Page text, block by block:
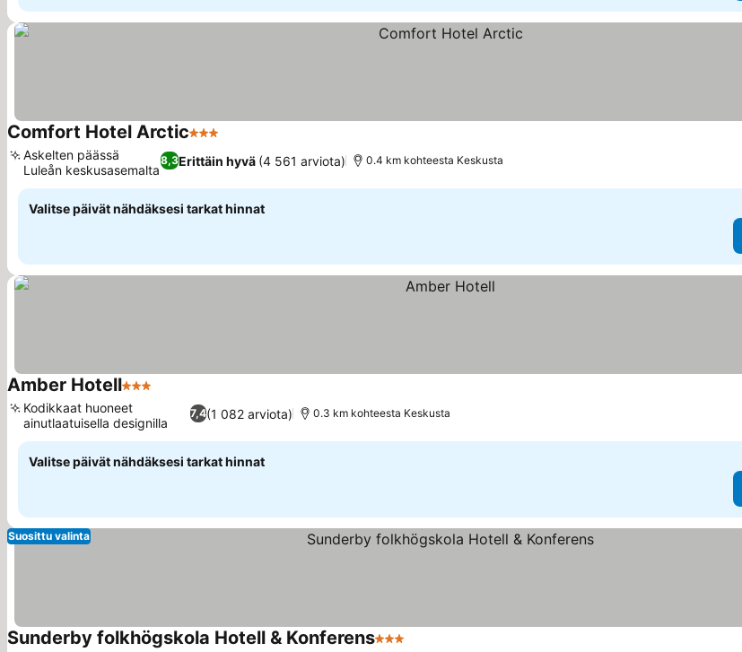
Comfort Hotel Arctic3 Tähtiluokitus
8,3Erittäin hyvä (4 561 arviota)
Askelten päässä
Luleån keskusasemalta
0.4 km kohteesta Keskusta
Valitse päivät nähdäksesi tarkat hinnat
Amber Hotell3 Tähtiluokitus
7,4(1 082 arviota)
Kodikkaat huoneet
ainutlaatuisella designilla
0.3 km kohteesta Keskusta
Valitse päivät nähdäksesi tarkat hinnat
Suosittu valinta
Sunderby folkhögskola Hotell & Konferens3 Tähtiluokitus